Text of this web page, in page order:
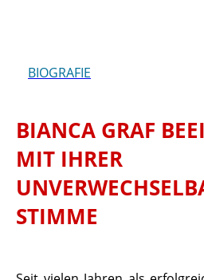
BIOGRAFIE
BIANCA GRAF
MIT IHRER
STIMME